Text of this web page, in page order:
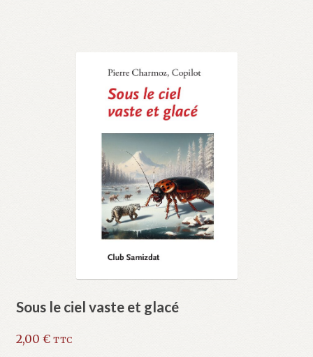
Sous le ciel vaste et glacé
2,00 € TTC